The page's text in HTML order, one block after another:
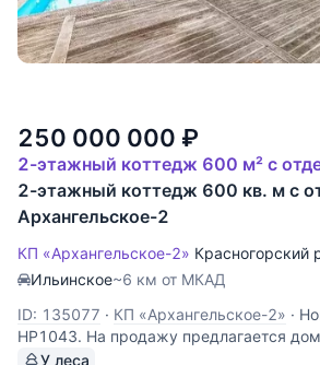
250 000 000 ₽
2-этажный коттедж 600 м² с
2-этажный коттедж 600 кв. м с
Архангельское-2
КП «Архангельское-2» Красногорский
Ильинское~6 км от МКАД
ID: 135077 · КП «Архангельское-2» ·
НР1043. На продажу предлагается
шоссе, в 9 км. от МКАД, в коттеджном
У леса